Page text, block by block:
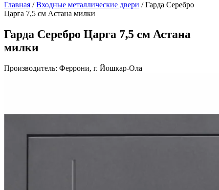
Главная / Входные металлические двери / Гарда Серебро
Царга 7,5 см Астана милки
Гарда Серебро Царга 7,5 см Астана
милки
Производитель: Феррони, г. Йошкар-Ола